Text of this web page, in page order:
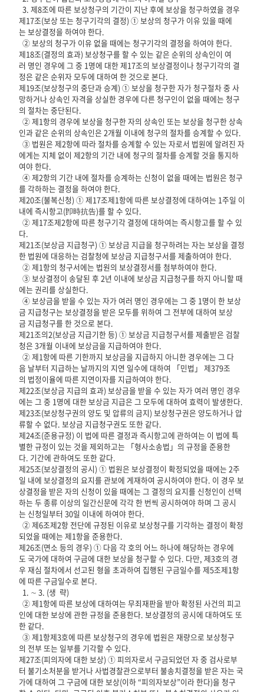
3. 제8조에 따른 보상청구의 기간이 지난 후에 보상을 청구하였을 경우
제17조(보상 또는 청구기각의 결정) ① 보상의 청구가 이유 있을 때에
는 보상결정을 하여야 한다.
② 보상의 청구가 이유 없을 때에는 청구기각의 결정을 하여야 한다.
제18조(결정의 효과) 보상청구를 할 수 있는 같은 순위의 상속인이 여
러 명인 경우에 그 중 1명에 대한 제17조의 보상결정이나 청구기각의 결
정은 같은 순위자 모두에 대하여 한 것으로 본다.
제19조(보상청구의 중단과 승계) ① 보상을 청구한 자가 청구절차 중 사
망하거나 상속인 자격을 상실한 경우에 다른 청구인이 없을 때에는 청구
의 절차는 중단된다.
② 제1항의 경우에 보상을 청구한 자의 상속인 또는 보상을 청구한 상속
인과 같은 순위의 상속인은 2개월 이내에 청구의 절차를 승계할 수 있다.
③ 법원은 제2항에 따라 절차를 승계할 수 있는 자로서 법원에 알려진 자
에게는 지체 없이 제2항의 기간 내에 청구의 절차를 승계할 것을 통지하
여야 한다.
④ 제2항의 기간 내에 절차를 승계하는 신청이 없을 때에는 법원은 청구
를 각하하는 결정을 하여야 한다.
제20조(불복신청) ① 제17조제1항에 따른 보상결정에 대하여는 1주일 이
내에 즉시항고(卽時抗告)를 할 수 있다.
② 제17조제2항에 따른 청구기각 결정에 대하여는 즉시항고를 할 수 있
다.
제21조(보상금 지급청구) ① 보상금 지급을 청구하려는 자는 보상을 결정
한 법원에 대응하는 검찰청에 보상금 지급청구서를 제출하여야 한다.
② 제1항의 청구서에는 법원의 보상결정서를 첨부하여야 한다.
③ 보상결정이 송달된 후 2년 이내에 보상금 지급청구를 하지 아니할 때
에는 권리를 상실한다.
④ 보상금을 받을 수 있는 자가 여러 명인 경우에는 그 중 1명이 한 보상
금 지급청구는 보상결정을 받은 모두를 위하여 그 전부에 대하여 보상
금 지급청구를 한 것으로 본다.
제21조의2(보상금 지급기한 등) ① 보상금 지급청구서를 제출받은 검찰
청은 3개월 이내에 보상금을 지급하여야 한다.
② 제1항에 따른 기한까지 보상금을 지급하지 아니한 경우에는 그 다
음 날부터 지급하는 날까지의 지연 일수에 대하여 「민법」 제379조
의 법정이율에 따른 지연이자를 지급하여야 한다.
제22조(보상금 지급의 효과) 보상금을 받을 수 있는 자가 여러 명인 경우
에는 그 중 1명에 대한 보상금 지급은 그 모두에 대하여 효력이 발생한다.
제23조(보상청구권의 양도 및 압류의 금지) 보상청구권은 양도하거나 압
류할 수 없다. 보상금 지급청구권도 또한 같다.
제24조(준용규정) 이 법에 따른 결정과 즉시항고에 관하여는 이 법에 특
별한 규정이 있는 것을 제외하고는 「형사소송법」의 규정을 준용한
다. 기간에 관하여도 또한 같다.
제25조(보상결정의 공시) ① 법원은 보상결정이 확정되었을 때에는 2주
일 내에 보상결정의 요지를 관보에 게재하여 공시하여야 한다. 이 경우 보
상결정을 받은 자의 신청이 있을 때에는 그 결정의 요지를 신청인이 선택
하는 두 종류 이상의 일간신문에 각각 한 번씩 공시하여야 하며 그 공시
는 신청일부터 30일 이내에 하여야 한다.
② 제6조제2항 전단에 규정된 이유로 보상청구를 기각하는 결정이 확정
되었을 때에는 제1항을 준용한다.
제26조(면소 등의 경우) ① 다음 각 호의 어느 하나에 해당하는 경우에
도 국가에 대하여 구금에 대한 보상을 청구할 수 있다. 다만, 제3호의 경
우 재심 절차에서 선고된 형을 초과하여 집행된 구금일수를 제5조제1항
에 따른 구금일수로 본다.
1. ∼ 3. (생 략)
② 제1항에 따른 보상에 대하여는 무죄재판을 받아 확정된 사건의 피고
인에 대한 보상에 관한 규정을 준용한다. 보상결정의 공시에 대하여도 또
한 같다.
③ 제1항제3호에 따른 보상청구의 경우에 법원은 재량으로 보상청구
의 전부 또는 일부를 기각할 수 있다.
제27조(피의자에 대한 보상) ① 피의자로서 구금되었던 자 중 검사로부
터 불기소처분을 받거나 사법경찰관으로부터 불송치결정을 받은 자는 국
가에 대하여 그 구금에 대한 보상(이하 “피의자보상”이라 한다)을 청구